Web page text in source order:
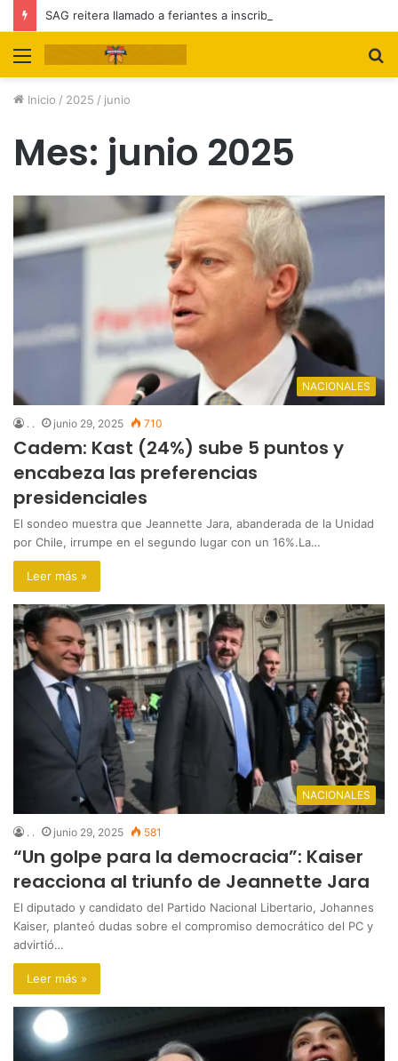
Menú
Inicio / 2025 / junio
Mes: junio 2025
NACIONALES
. . junio 29, 2025 710
Cadem: Kast (24%) sube 5 puntos y
encabeza las preferencias
presidenciales
El sondeo muestra que Jeannette Jara, abanderada de la Unidad
por Chile, irrumpe en el segundo lugar con un 16%.La…
Leer más »
NACIONALES
. . junio 29, 2025 581
“Un golpe para la democracia”: Kaiser
reacciona al triunfo de Jeannette Jara
El diputado y candidato del Partido Nacional Libertario, Johannes
Kaiser, planteó dudas sobre el compromiso democrático del PC y
advirtió…
Leer más »